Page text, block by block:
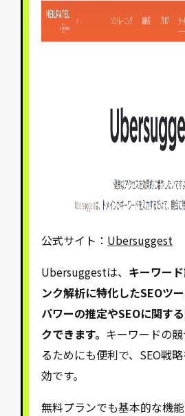
公式サイト： Ubersuggest
Ubersuggestは、 キーワー
ンク解析に特化したSEOツ
パワーの推定やSEOに関す
クできます。 キーワードの
るためにも便利で、SEO戦
効です。
無料プランでも基本的な機